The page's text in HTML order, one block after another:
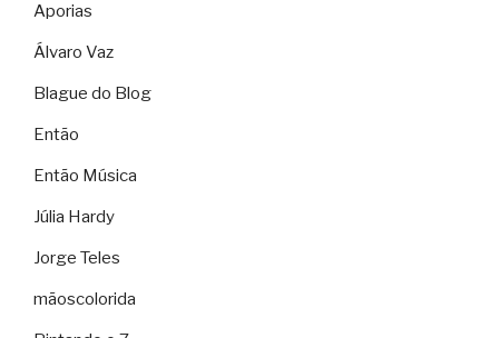
Aporias
Álvaro Vaz
Blague do Blog
Então
Então Música
Júlia Hardy
Jorge Teles
mãoscolorida